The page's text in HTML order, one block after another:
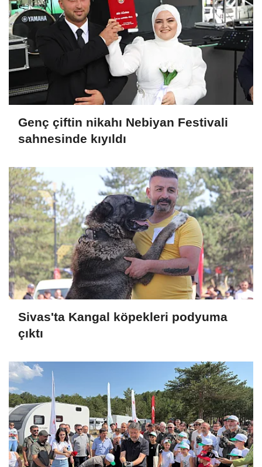
Genç çiftin nikahı Nebiyan Festivali
sahnesinde kıyıldı
Sivas'ta Kangal köpekleri podyuma
çıktı